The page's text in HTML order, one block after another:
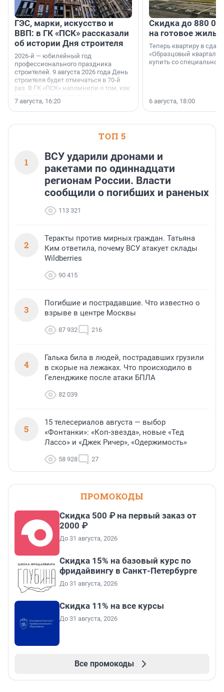
ГЭС, марки, искусство и
ВВП: в ГК «ПСК» рассказали
об истории Дня строителя
2026-й — юбилейный год
профессионального праздника
строителей. 9 августа 2026 года День
строителя будет отмечаться в 70-й
раз. В ГК «ПСК» напомнили о том, как
поменялась роль строительства.
7 августа, 16:20
Скидка до 880
на готовое
Теперь квартиру в
«Образцовый квартал
купить со специальной
6 августа, 18:00
ТОП 5
1
ВСУ ударили дронами и
ракетами по одиннадцати
регионам России. Власти
сообщили о погибших и раненых
113 321
2
Теракты против мирных граждан. Татьяна
Ким ответила, почему ВСУ атакует склады
Wildberries
90 415
3
Погибшие и пострадавшие. Что известно о
взрыве в центре Москвы
87 932 216
4
Галька била в людей, пострадавших грузили
в скорые на лежаках. Что происходило в
Геленджике после атаки БПЛА
82 039
5
15 телесериалов августа — выбор
«Фонтанки»: «Коп-звезда», новые «Тед
Лассо» и «Джек Ричер», «Одержимость»
58 928 27
ПРОМОКОДЫ
Скидка 500 ₽ на первый заказ от
2000 ₽
До 31 августа, 2026
Скидка 15% на базовый курс по
фридайвингу в Санкт-Петербурге
До 31 августа, 2026
Скидка 11% на все курсы
До 31 августа, 2026
Все промокоды